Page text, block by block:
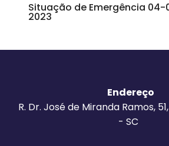
Situação de Emergência 04-
2023
Endereço
R. Dr. José de Miranda Ramos,
- SC